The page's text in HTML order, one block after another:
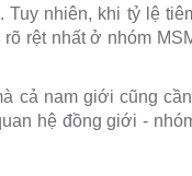
nhiên, khi tỷ lệ
rệt nhất ở nhóm
cả nam giới cũng
hệ đồng giới -